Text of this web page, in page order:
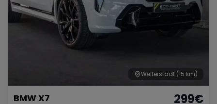
Weiterstadt (15 km)
BMW X7 299€